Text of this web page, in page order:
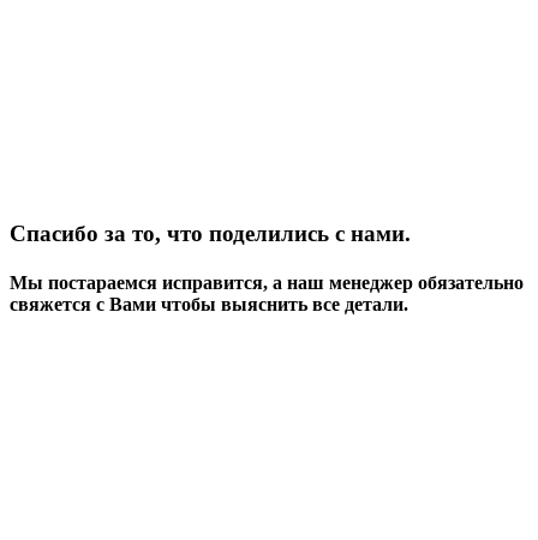
Спасибо за то, что поделились с нами.
Мы постараемся исправится, а наш менеджер обязательно
свяжется с Вами чтобы выяснить все детали.